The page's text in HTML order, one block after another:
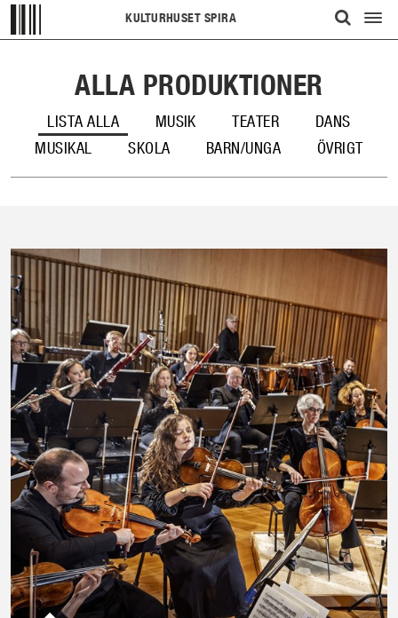
KULTURHUSET SPIRA
ÖPPNAVisa/
meny
ALLA PRODUKTIONER
LISTA ALLA MUSIK TEATER
DANS
MUSIKAL
SKOLA BARN/UNGA ÖVRIGT